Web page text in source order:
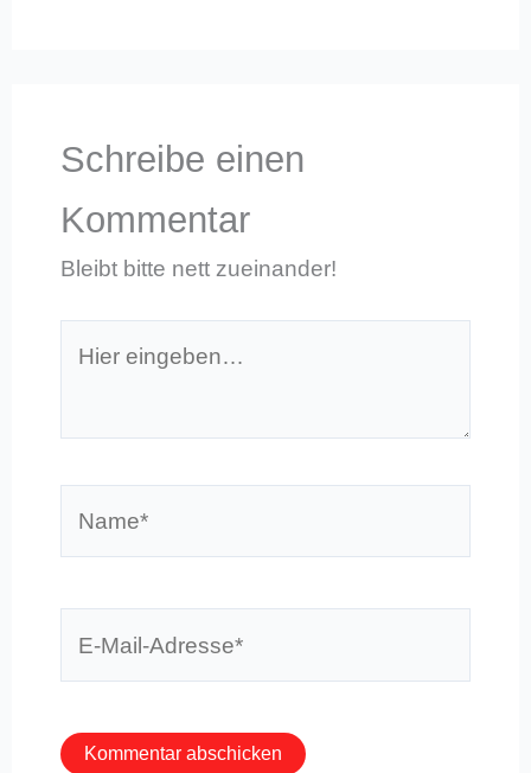
Schreibe einen
Kommentar
Bleibt bitte nett zueinander!
eingeben…